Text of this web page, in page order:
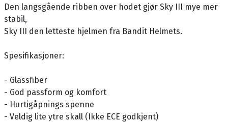
Den langsgående ribben over hodet gjør Sky III mye mer
stabil,
Sky III den letteste hjelmen fra Bandit Helmets.
Spesifikasjoner:
- Glassfiber
- God passform og komfort
- Hurtigåpnings spenne
- Veldig lite ytre skall (Ikke ECE godkjent)